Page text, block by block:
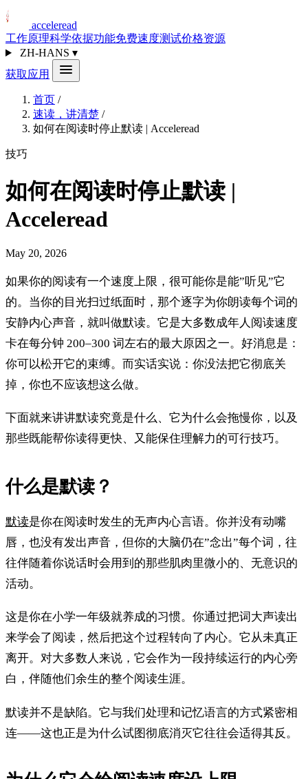
acceleread
工作原理科学依据功能免费速度测试价格资源
ZH-HANS ▾
获取应用
首页 /
速读，讲清楚 /
如何在阅读时停止默读 | Acceleread
技巧
如何在阅读时停止默读 |
Acceleread
May 20, 2026
如果你的阅读有一个速度上限，很可能你是能”听见”它
的。当你的目光扫过纸面时，那个逐字为你朗读每个词的
安静内心声音，就叫做默读。它是大多数成年人阅读速度
卡在每分钟 200–300 词左右的最大原因之一。好消息是：
你可以松开它的束缚。而实话实说：你没法把它彻底关
掉，你也不应该想这么做。
下面就来讲讲默读究竟是什么、它为什么会拖慢你，以及
那些既能帮你读得更快、又能保住理解力的可行技巧。
什么是默读？
默读是你在阅读时发生的无声内心言语。你并没有动嘴
唇，也没有发出声音，但你的大脑仍在”念出”每个词，往
往伴随着你说话时会用到的那些肌肉里微小的、无意识的
活动。
这是你在小学一年级就养成的习惯。你通过把词大声读出
来学会了阅读，然后把这个过程转向了内心。它从未真正
离开。对大多数人来说，它会作为一段持续运行的内心旁
白，伴随他们余生的整个阅读生涯。
默读并不是缺陷。它与我们处理和记忆语言的方式紧密相
连——这也正是为什么试图彻底消灭它往往会适得其反。